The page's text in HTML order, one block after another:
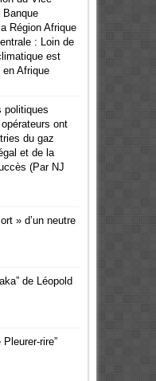
Banque
Région Afrique
: Loin de
est
Afrique
politiques
ont
du gaz
et de la
(Par NJ
» d’un neutre
de Léopold
Pleurer-rire”